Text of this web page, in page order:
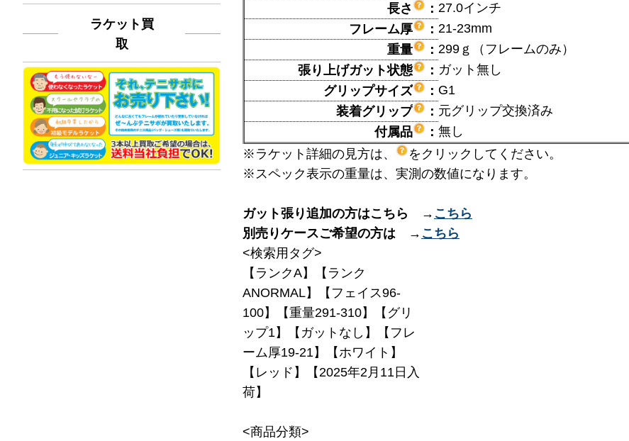
ラケット買
取
長さ
： 27.0インチ
フレーム厚
： 21-23mm
重量
： 299ｇ（フレームのみ）
張り上げガット状態
： ガット無し
グリップサイズ
： G1
装着グリップ
： 元グリップ交換済み
付属品
： 無し
※ラケット詳細の見方は、
をクリックしてください。
※スペック表示の重量は、実測の数値になります。
ガット張り追加の方はこちら → こちら
別売りケースご希望の方は → こちら
<検索用タグ>
【ランクA】【ランク
ANORMAL】【フェイス96-
100】【重量291-310】【グリ
ップ1】【ガットなし】【フレ
ーム厚19-21】【ホワイト】
【レッド】【2025年2月11日入
荷】
<商品分類>